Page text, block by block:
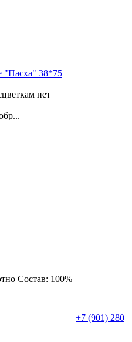
Состав: 100%
"Пасха" 38*75
нет
+7 (901) 280